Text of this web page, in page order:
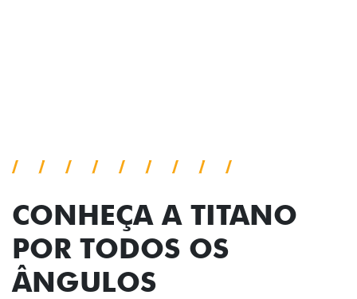
CONHEÇA A TITANO
POR TODOS OS
ÂNGULOS